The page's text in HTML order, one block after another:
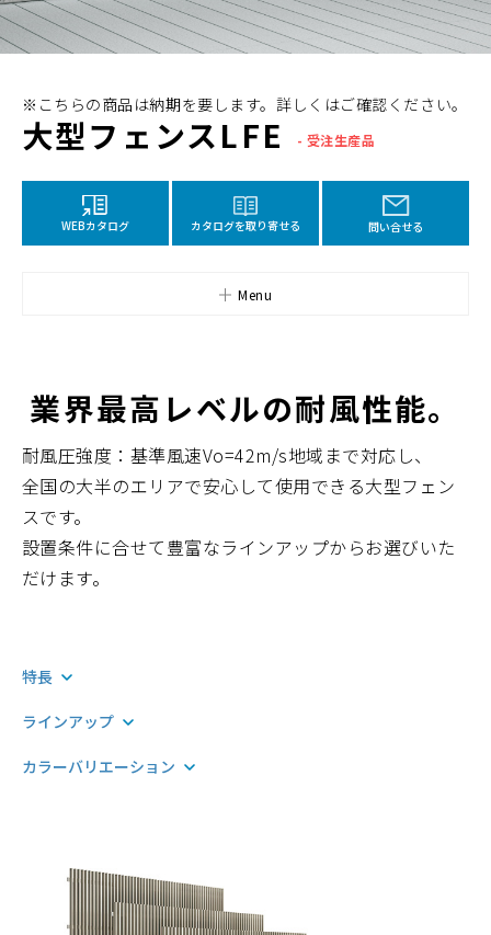
※こちらの商品は納期を要します。詳しくはご確認ください。
大型フェンスLFE - 受注生産品
WEBカタログ カタログを取り寄せる 問い合せる
Menu
業界最高レベルの耐風性能。
耐風圧強度：基準風速Vo=42m/s地域まで対応し、
全国の大半のエリアで安心して使用できる大型フェン
スです。
設置条件に合せて豊富なラインアップからお選びいた
だけます。
特長
ラインアップ
カラーバリエーション